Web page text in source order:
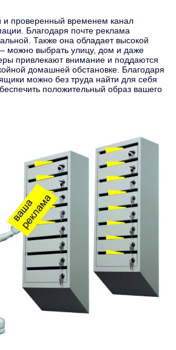
и проверенный временем канал
Благодаря почте реклама
Также она обладает высокой
– можно выбрать улицу, дом и даже
привлекают внимание и поддаются
домашней обстановке. Благодаря
можно без труда найти для себя
положительный образ вашего